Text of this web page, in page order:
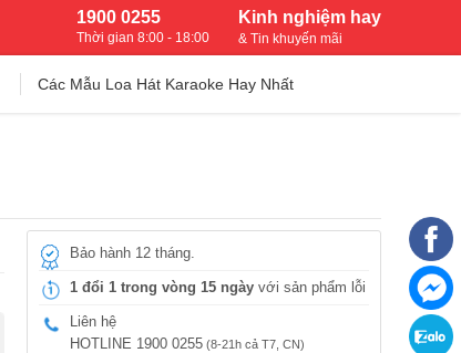
Kinh nghiệm hay
& Tin khuyến mãi
1900 0255
Thời gian 8:00 - 18:00
Các Mẫu Loa Hát Karaoke Hay Nhất
Bảo hành 12 tháng.
1 đổi 1 trong vòng 15 ngày với sản phẩm lỗi
Liên hệ
HOTLINE 1900 0255 (8-21h cả T7, CN)